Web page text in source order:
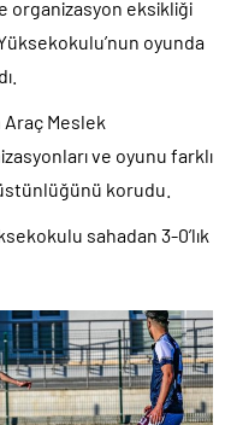
organizasyon eksikliği
oyunda
Meslek
ve oyunu farklı
korudu.
sahadan 3-0’lık